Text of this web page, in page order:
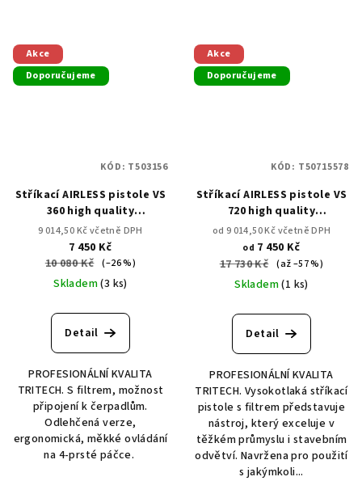
Akce
Doporučujeme
Stříkací AIRLESS pistole VS
360 high quality
VYSOKOTLAKÁ, 245 bar
9 014,50 Kč včetně DPH
7 450 Kč
10 080 Kč (–26 %)
Skladem(3 ks)
Detail
PROFESIONÁLNÍ KVALITA
TRITECH. S filtrem, možnost
připojení k čerpadlům.
Odlehčená verze,
ergonomická, měkké ovládání
na 4-prsté páčce.
KÓD: T503156
Akce
Doporučujeme
Stříkací AIRLESS pistole VS
720 high quality
VYSOKOTLAKÁ, 500 bar
od 9 014,50 Kč včetně DPH
od 7 450 Kč
17 730 Kč (až –57 %)
Skladem(1 ks)
Detail
PROFESIONÁLNÍ KVALITA
TRITECH. Vysokotlaká stříkací
pistole s filtrem představuje
nástroj, který exceluje v
těžkém průmyslu i stavebním
odvětví. Navržena pro použití
s jakýmkoli...
KÓD: T50715578